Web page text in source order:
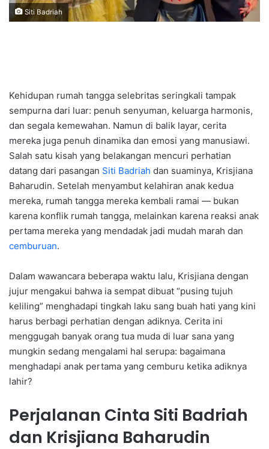
Siti Badriah
Kehidupan rumah tangga selebritas seringkali tampak
sempurna dari luar: penuh senyuman, keluarga harmonis,
dan segala kemewahan. Namun di balik layar, cerita
mereka juga penuh dinamika dan emosi yang manusiawi.
Salah satu kisah yang belakangan mencuri perhatian
datang dari pasangan Siti Badriah dan suaminya, Krisjiana
Baharudin. Setelah menyambut kelahiran anak kedua
mereka, rumah tangga mereka kembali ramai — bukan
karena konflik rumah tangga, melainkan karena reaksi anak
pertama mereka yang mendadak jadi mudah marah dan
cemburuan.
Dalam wawancara beberapa waktu lalu, Krisjiana dengan
jujur mengakui bahwa ia sempat dibuat “pusing tujuh
keliling” menghadapi tingkah laku sang buah hati yang kini
harus berbagi perhatian dengan adiknya. Cerita ini
menggugah banyak orang tua muda di luar sana yang
mungkin sedang mengalami hal serupa: bagaimana
menghadapi anak pertama yang cemburu ketika adiknya
lahir?
Perjalanan Cinta Siti Badriah
dan Krisjiana Baharudin